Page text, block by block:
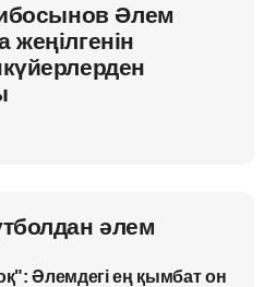
Әлем
әлем
Әлемдегі ең қымбат он